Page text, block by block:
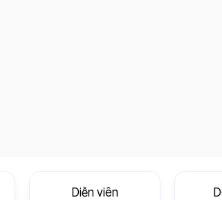
Diễn viên